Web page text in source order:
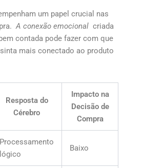
um papel crucial nas
A conexão emocional criada
contada pode fazer com que
mais conectado ao produto
Resposta do
Cérebro
Impacto na
Decisão de
Compra
Processamento
lógico
Baixo